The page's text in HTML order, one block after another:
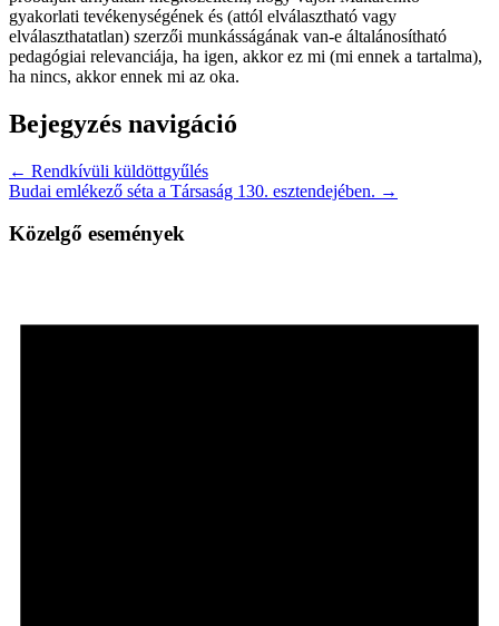
gyakorlati tevékenységének és (attól elválasztható vagy
elválaszthatatlan) szerzői munkásságának van-e általánosítható
pedagógiai relevanciája, ha igen, akkor ez mi (mi ennek a tartalma),
ha nincs, akkor ennek mi az oka.
Bejegyzés navigáció
← Rendkívüli küldöttgyűlés
Budai emlékező séta a Társaság 130. esztendejében. →
Közelgő események